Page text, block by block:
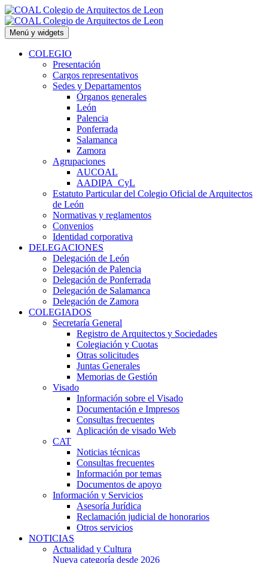
Saltar
al
contenido
Menú y widgets
COLEGIO
Presentación
Cargos representativos
Sedes y Departamentos
Órganos generales
León
Palencia
Ponferrada
Salamanca
Zamora
Agrupaciones
AUCOAL
AADIPA_CyL
Estatuto Particular del Colegio Oficial de Arquitectos
de León
Normativas y reglamentos
Convenios
Identidad corporativa
DELEGACIONES
Delegación de León
Delegación de Palencia
Delegación de Ponferrada
Delegación de Salamanca
Delegación de Zamora
COLEGIADOS
Secretaría General
Registro de Arquitectos y Sociedades
Colegiación y Cuotas
Otras solicitudes
Juntas Generales
Memorias de Gestión
Visado
Información sobre el Visado
Documentación e Impresos
Consultas frecuentes
Aplicación de visado Web
CAT
Noticias técnicas
Consultas frecuentes
Información por temas
Documentos de apoyo
Información y Servicios
Asesoría Jurídica
Reclamación judicial de honorarios
Otros servicios
NOTICIAS
Actualidad y Cultura
Nueva categoría desde 2026